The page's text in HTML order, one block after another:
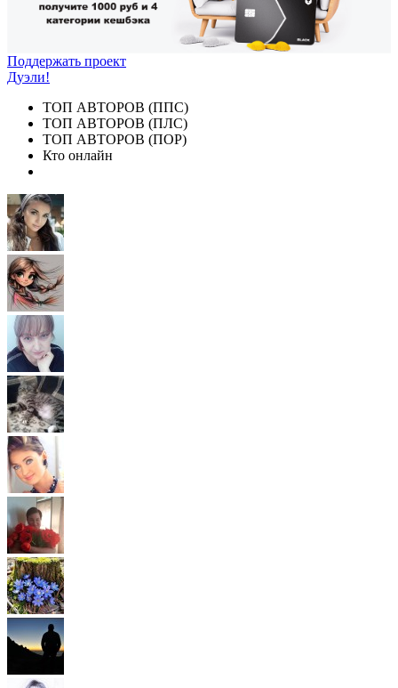
Поддержать проект
Дуэли!
ТОП АВТОРОВ (ППС)
ТОП АВТОРОВ (ПЛС)
ТОП АВТОРОВ (ПОР)
Кто онлайн